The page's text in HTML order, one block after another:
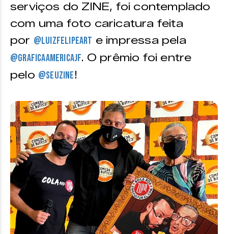
serviços do ZINE, foi contemplado
com uma foto caricatura feita
por @luizfelipeart e impressa pela
@graficaamericajf. O prêmio foi entre
pelo @seuzine!